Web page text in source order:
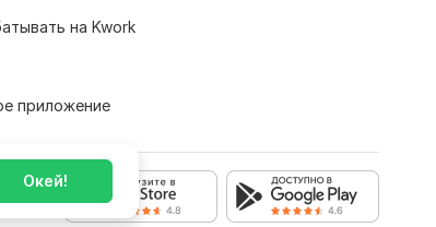
Окей!
на Kwork
приложение